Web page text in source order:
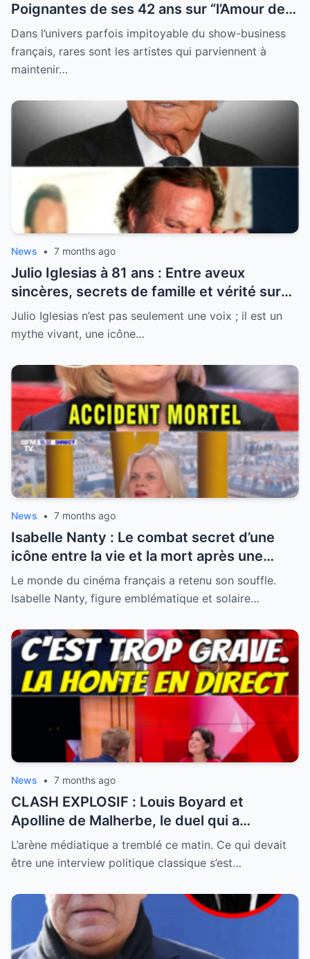
Poignantes de ses 42 ans sur “l’Amour de
sa Vie”
Dans l’univers parfois impitoyable du show-business
français, rares sont les artistes qui parviennent à
maintenir…
News • 7 months ago
Julio Iglesias à 81 ans : Entre aveux
sincères, secrets de famille et vérité sur
sa santé, la légende se livre enfin
Julio Iglesias n’est pas seulement une voix ; il est un
mythe vivant, une icône…
News • 7 months ago
Isabelle Nanty : Le combat secret d’une
icône entre la vie et la mort après une
hospitalisation critique
Le monde du cinéma français a retenu son souffle.
Isabelle Nanty, figure emblématique et solaire…
News • 7 months ago
CLASH EXPLOSIF : Louis Boyard et
Apolline de Malherbe, le duel qui a
embrasé le direct !
L’arène médiatique a tremblé ce matin. Ce qui devait
être une interview politique classique s’est…